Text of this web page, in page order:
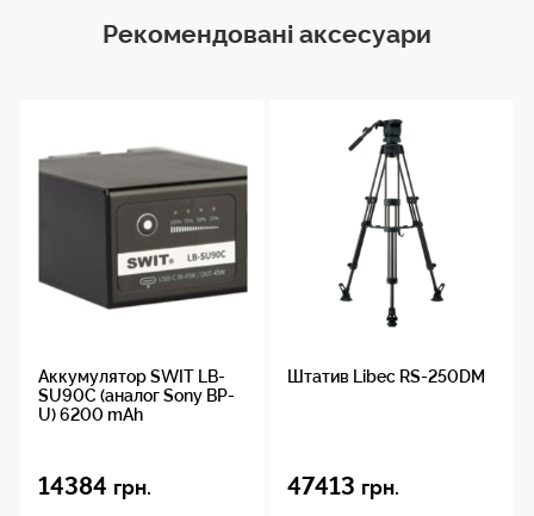
Рекомендовані аксесуари
Аккумулятор SWIT LB-
SU90C (аналог Sony BP-
U) 6200 mAh
14384 грн.
Штатив Libec RS-250DM
47413 грн.